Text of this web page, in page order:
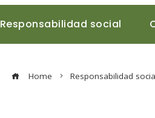
Responsabilidad social
Home Responsabilidad